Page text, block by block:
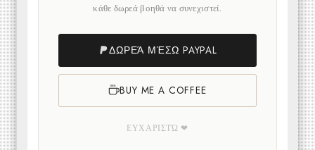
κάθε δωρεά βοηθά να συνεχιστεί.
ΔΩΡΕΆ ΜΈΣΩ PAYPAL
BUY ME A COFFEE
ΕΥΧΑΡΙΣΤΏ ❤